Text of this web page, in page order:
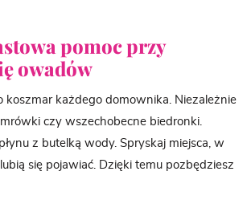
pomoc przy
owadów
koszmar każdego domownika. Niezależnie
czy wszechobecne biedronki.
z butelką wody. Spryskaj miejsca, w
się pojawiać. Dzięki temu pozbędziesz